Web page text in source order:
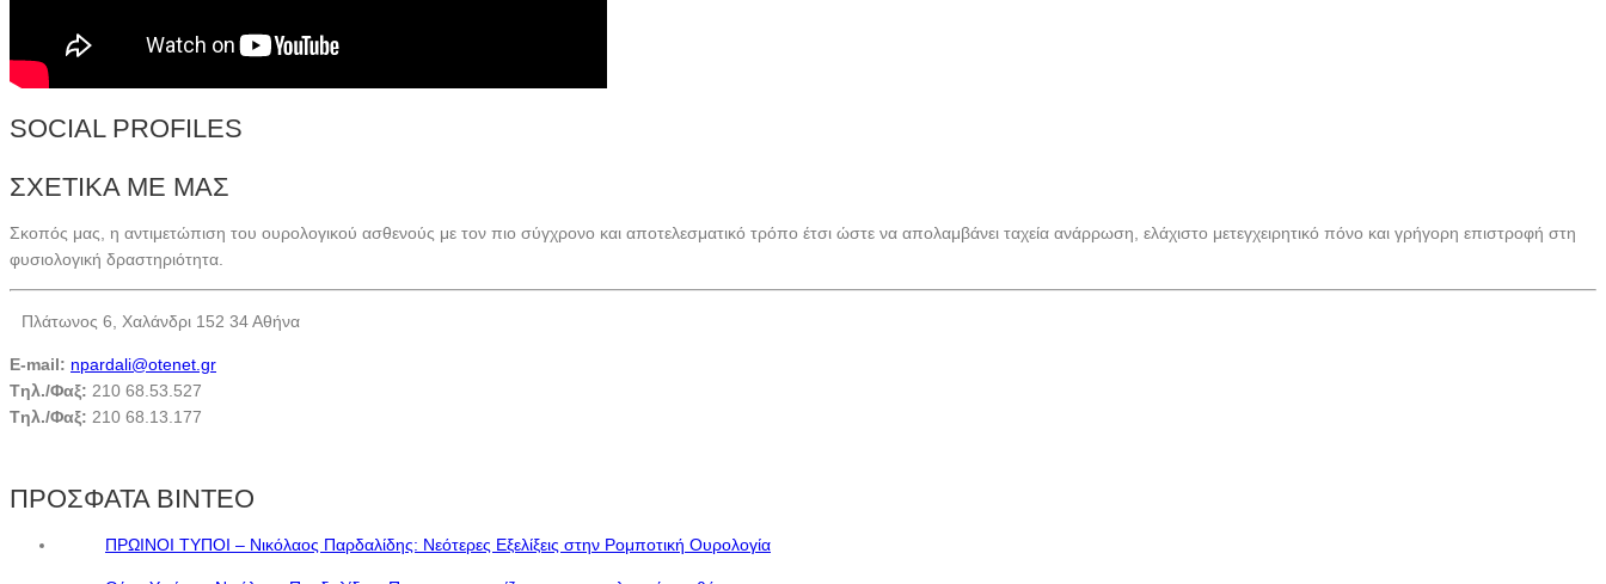
SOCIAL PROFILES
ΣΧΕΤΙΚΑ ΜΕ ΜΑΣ
Σκοπός μας, η αντιμετώπιση του ουρολογικού ασθενούς με τον πιο σύγχρονο και αποτελεσματικό τρόπο έτσι ώστε να απολαμβάνει ταχεία ανάρρωση, ελάχιστο μετεγχειρητικό πόνο και γρήγορη επιστροφή στη
φυσιολογική δραστηριότητα.
Πλάτωνος 6, Χαλάνδρι 152 34 Αθήνα
E-mail: npardali@otenet.gr
Tηλ./Φαξ: 210 68.53.527
Tηλ./Φαξ: 210 68.13.177
ΠΡΟΣΦΑΤΑ ΒΙΝΤΕΟ
ΠΡΩΙΝΟΙ ΤΥΠΟΙ – Νικόλαος Παρδαλίδης: Nεότερες Εξελίξεις στην Ρομποτική Ουρολογία